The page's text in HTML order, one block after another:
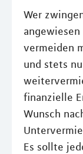
Wer
vermeiden
und stets
finanzielle
Wunsch
Es sollte